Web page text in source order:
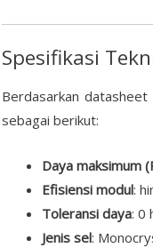
Spesifikasi
Berdasarkan
sebagai berikut:
Daya maksimum
Efisiensi modul:
Toleransi daya: 0
Jenis sel: